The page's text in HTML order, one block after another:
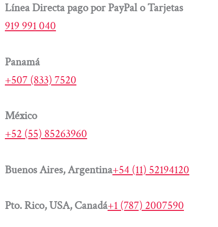
Línea Directa pago por PayPal o Tarjetas
919 991 040
Panamá
+507 (833) 7520
México
+52 (55) 85263960
Buenos Aires, Argentina+54 (11) 52194120
Pto. Rico, USA, Canadá+1 (787) 2007590